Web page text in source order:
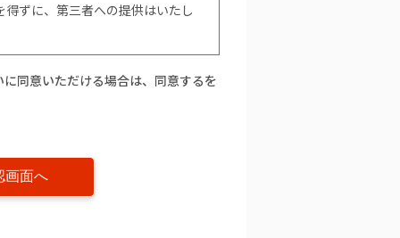
ずに、第三者への提供はいたし
）
だし、個人情報を提供いただけな
同意いただける場合は、同意するを